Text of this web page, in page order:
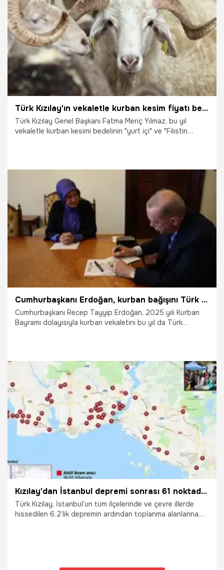
28.04.2025 Gündem
Türk Kızılay'ın vekaletle kurban kesim fiyatı belli oldu
Türk Kızılay Genel Başkanı Fatma Meriç Yılmaz, bu yıl
vekaletle kurban kesimi bedelinin "yurt içi" ve "Filistin
28.04.2025 Galeri
Cumhurbaşkanı Erdoğan, kurban bağışını Türk Kızılay'a yaptı
Cumhurbaşkanı Recep Tayyip Erdoğan, 2025 yılı Kurban
Bayramı dolayısıyla kurban vekaletini bu yıl da Türk
24.04.2025 Gündem
Kızılay'dan İstanbul depremi sonrası 61 noktada beslenme desteği
Türk Kızılay, İstanbul’un tüm ilçelerinde ve çevre illerde
hissedilen 6.2’lik depremin ardından toplanma alanlarına